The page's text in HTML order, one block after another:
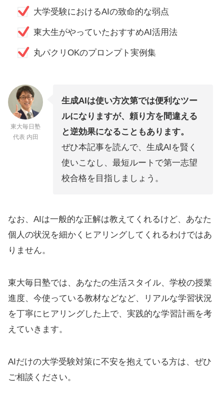
大学受験におけるAIの致命的な弱点
東大生がやっていたおすすめAI活用法
丸パクリOKのプロンプト実例集
東大毎日塾
代表 内田
生成AIは使い方次第では便利なツー
ルになりますが、頼り方を間違える
と逆効果になることもあります。
ぜひ本記事を読んで、生成AIを賢く
使いこなし、最短ルートで第一志望
校合格を目指しましょう。
なお、AIは一般的な正解は教えてくれるけど、あなた
個人の状況を細かくヒアリングしてくれるわけではあ
りません。
東大毎日塾では、あなたの生活スタイル、学校の授業
進度、今使っている教材などなど、リアルな学習状況
を丁寧にヒアリングした上で、実践的な学習計画を考
えていきます。
AIだけの大学受験対策に不安を抱えている方は、ぜひ
ご相談ください。